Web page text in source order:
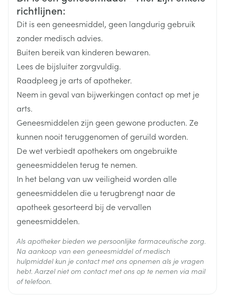
50 mg pyrimethamine (= 2 tabletten) met 1000 mg
sulfaleen of sulfadoxine in 1 toediening
25 mg pyrimethamine (= 1 tablet) met 500 mg
sulfaleen of sulfadoxine in 1 toediening
12,5 mg pyrimethamine (= 1/2 tablet) met 250 mg
sulfaleen of sulfadoxine in 1 toediening
De behandeling moet gedurende 3 tot 6 weken
gegeven worde
Pyrimethamine: ladingsdosis van 100 mg gevolgd
door 25-50 mg/dag
Sulfadiazine: 2-4 g per dag, in gefractioneerde
dosissen
Pyrimethamine: initiële dosis van 2 mg/kg
lichaamsgewicht (met een maximum van 50 mg)
gevolgd door 1 mg/kg lichaamsgewicht/dag (met
Sulfadiazine: 150 mg/kg lichaamsgewicht
(maximum 2 g) per dag in 4 innamen
Pyrimethamine: 1 mg/kg lichaamsgewicht/dag
Merken
Breedte 71 mm
Lengte 141 mm
Diepte 35 mm
Hoeveelheid
Verpakking
Actieve
Ingrediënten
pyrimethamine
Behoud Kamertemperatuur (15°C - 25°C)
richtlijnen:
Dit is een geneesmiddel, geen langdurig gebruik
zonder medisch advies.
Buiten bereik van kinderen bewaren.
Lees de bijsluiter zorgvuldig.
Raadpleeg je arts of apotheker.
Neem in geval van bijwerkingen contact op met je
arts.
Geneesmiddelen zijn geen gewone producten. Ze
kunnen nooit teruggenomen of geruild worden.
De wet verbiedt apothekers om ongebruikte
geneesmiddelen terug te nemen.
In het belang van uw veiligheid worden alle
geneesmiddelen die u terugbrengt naar de
apotheek gesorteerd bij de vervallen
geneesmiddelen.
Als apotheker bieden we persoonlijke farmaceutische zorg.
Na aankoop van een geneesmiddel of medisch
hulpmiddel kun je contact met ons opnemen als je vragen
hebt. Aarzel niet om contact met ons op te nemen via mail
of telefoon.